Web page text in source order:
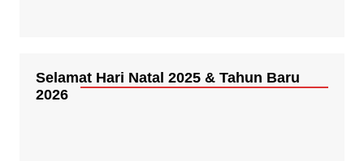
Selamat Hari Natal 2025 & Tahun Baru
2026